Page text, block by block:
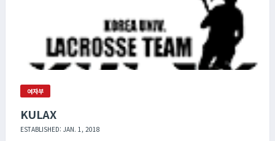
여자부
KULAX
ESTABLISHED: JAN. 1, 2018